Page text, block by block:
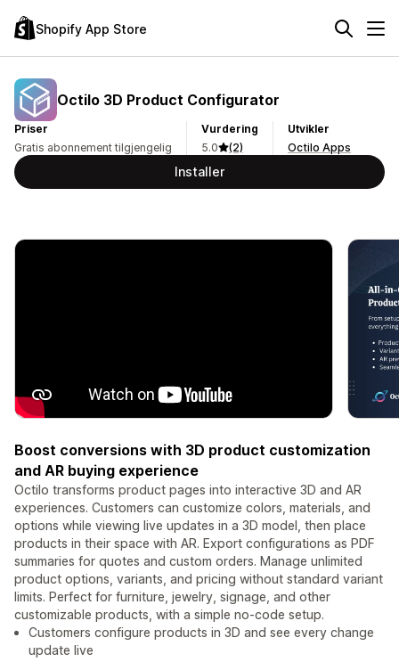
Shopify App Store
Octilo 3D Product Configurator
Priser
Gratis abonnement tilgjengelig
Vurdering
5.0
(2)
Utvikler
Octilo Apps
Installer
Boost conversions with 3D product customization
and AR buying experience
Octilo transforms product pages into interactive 3D and AR
experiences. Customers can customize colors, materials, and
options while viewing live updates in a 3D model, then place
products in their space with AR. Export configurations as PDF
summaries for quotes and custom orders. Manage unlimited
product options, variants, and pricing without standard variant
limits. Perfect for furniture, jewelry, signage, and other
customizable products, with a simple no-code setup.
Customers configure products in 3D and see every change
update live